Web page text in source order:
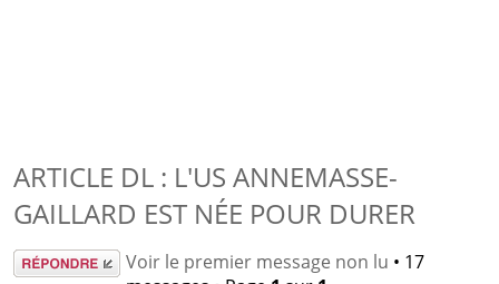
ARTICLE DL : L'US ANNEMASSE-
GAILLARD EST NÉE POUR DURER
Répondre Voir le premier message non lu • 17